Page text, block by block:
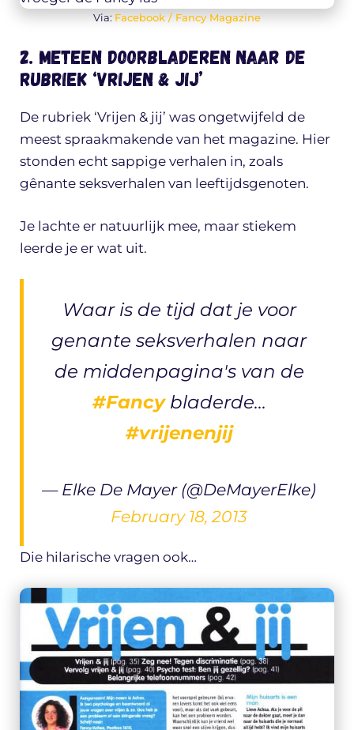
Via: Facebook / Fancy Magazine
2. Meteen doorbladeren naar de
rubriek ‘Vrijen & jij’
De rubriek ‘Vrijen & jij’ was ongetwijfeld de
meest spraakmakende van het magazine. Hier
stonden echt sappige verhalen in, zoals
gênante seksverhalen van leeftijdsgenoten.
Je lachte er natuurlijk mee, maar stiekem
leerde je er wat uit.
Waar is de tijd dat je voor
genante seksverhalen naar
de middenpagina's van de
#Fancybladerde…
#vrijenenjij
— Elke De Mayer (@DeMayerElke)
February 18, 2013
Die hilarische vragen ook…